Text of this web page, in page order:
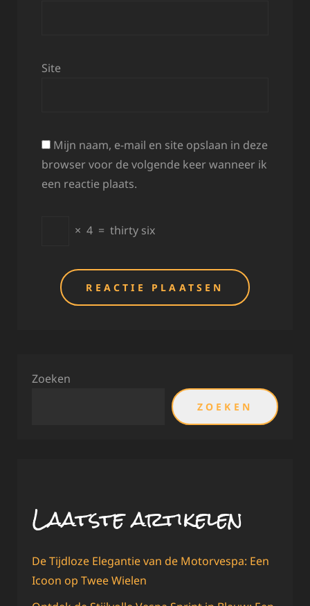
Site
Mijn naam, e-mail en site opslaan in deze
browser voor de volgende keer wanneer ik
een reactie plaats.
× 4 = thirty six
Zoeken
ZOEKEN
Laatste artikelen
De Tijdloze Elegantie van de Motorvespa: Een
Icoon op Twee Wielen